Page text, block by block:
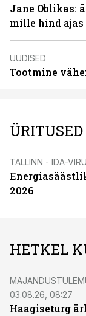
Jane Oblikas:
mille hind ajas
UUDISED
Tootmine
ÜRITUSED
TALLINN - IDA-
2026
HETKEL
03.08.26, 08:27
Haagiseturg